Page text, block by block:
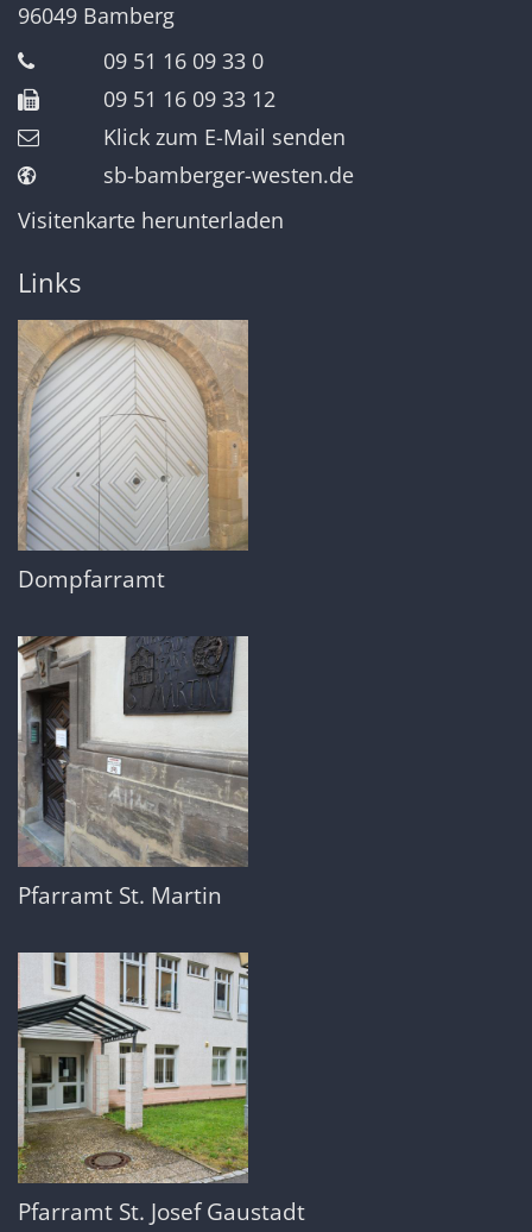
96049 Bamberg
09 51 16 09 33 0
09 51 16 09 33 12
Klick zum E-Mail senden
sb-bamberger-westen.de
Visitenkarte herunterladen
Links
Dompfarramt
Pfarramt St. Martin
Pfarramt St. Josef Gaustadt